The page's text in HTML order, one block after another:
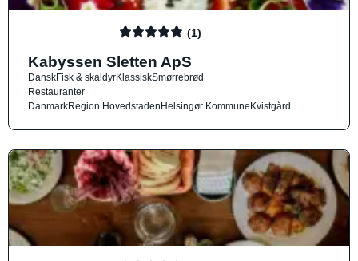
(1)
Kabyssen Sletten ApS
DanskFisk & skaldyrKlassiskSmørrebrød
Restauranter
DanmarkRegion HovedstadenHelsingør KommuneKvistgård